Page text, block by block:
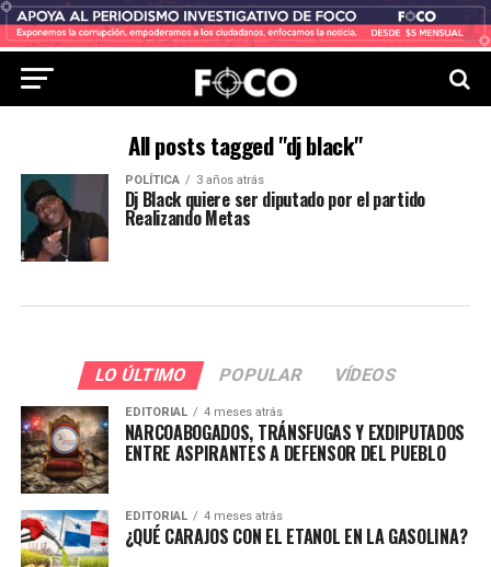
All posts tagged "dj black"
POLÍTICA 3 años atrás
Dj Black quiere ser diputado por el partido
Realizando Metas
LO ÚLTIMO POPULAR VÍDEOS
EDITORIAL 4 meses atrás
NARCOABOGADOS, TRÁNSFUGAS Y EXDIPUTADOS
ENTRE ASPIRANTES A DEFENSOR DEL PUEBLO
EDITORIAL 4 meses atrás
¿QUÉ CARAJOS CON EL ETANOL EN LA GASOLINA?